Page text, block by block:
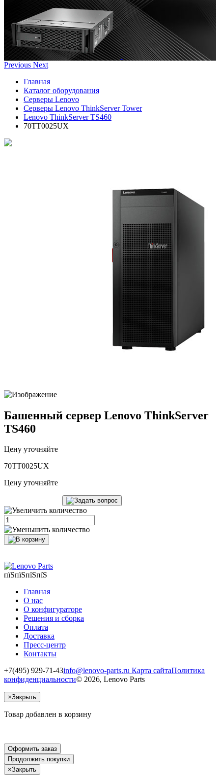
Previous Next
Главная
Каталог оборудования
Серверы Lenovo
Серверы Lenovo ThinkServer Tower
Lenovo ThinkServer TS460
70TT0025UX
Башенный сервер Lenovo ThinkServer
TS460
Цену уточняйте
70TT0025UX
Цену уточняйте
пїЅпїЅпїЅпїЅ
Главная
О нас
О конфигураторе
Решения и сборка
Оплата
Доставка
Пресс-центр
Контакты
+7(495) 929-71-43info@lenovo-parts.ru Карта сайтаПолитика
конфиденциальности© 2026, Lenovo Parts
×Закрыть
Товар добавлен в корзину
Оформить заказ
Продолжить покупки
×Закрыть